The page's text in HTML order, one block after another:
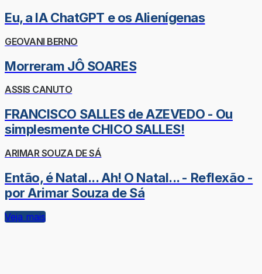
Eu, a IA ChatGPT e os Alienígenas
GEOVANI BERNO
Morreram JÔ SOARES
ASSIS CANUTO
FRANCISCO SALLES de AZEVEDO - Ou
simplesmente CHICO SALLES!
ARIMAR SOUZA DE SÁ
Então, é Natal... Ah! O Natal... - Reflexão -
por Arimar Souza de Sá
Veja mais